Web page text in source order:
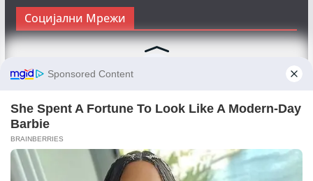
Социјални Мрежи
Следете нè на Фејсбук за да сте во тек со најновите